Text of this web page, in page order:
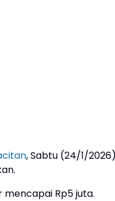
, Sabtu (24/1/
Rp5 juta.